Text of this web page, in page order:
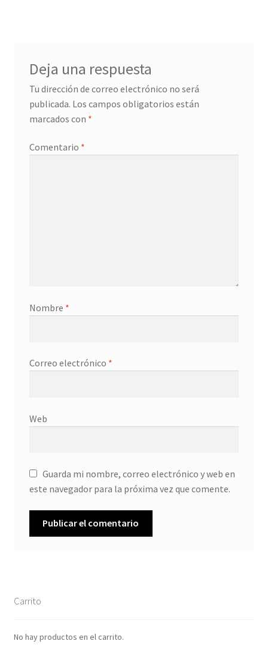
Pescados y Mariscos
Política de Privacidad Y Cookies
Deja una respuesta
Tu dirección de correo electrónico no será
publicada. Los campos obligatorios están
marcados con *
Comentario *
Nombre *
Correo electrónico *
Web
Guarda mi nombre, correo electrónico y web en
este navegador para la próxima vez que comente.
Carrito
No hay productos en el carrito.